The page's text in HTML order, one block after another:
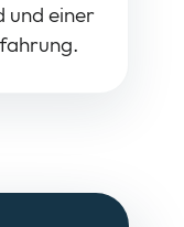
und einer